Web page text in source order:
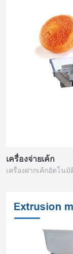
เครื่องจ่ายเค้ก
เครื่องฝากเค้กอัตโน